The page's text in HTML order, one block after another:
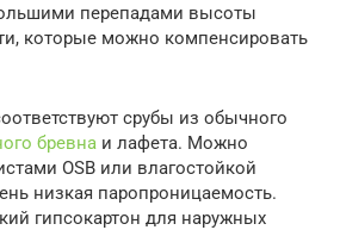
перепадами высоты
которые можно компенсировать
срубы из обычного
бревна и лафета. Можно
OSB или влагостойкой
низкая паропроницаемость.
гипсокартон для наружных